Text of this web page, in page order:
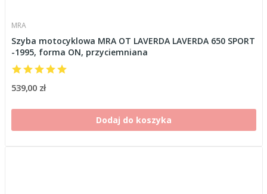
MRA
Szyba motocyklowa MRA OT LAVERDA LAVERDA 650 SPORT
-1995, forma ON, przyciemniana
539,00 zł
Dodaj do koszyka